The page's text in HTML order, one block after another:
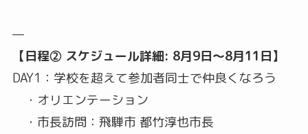
—
【日程② スケジュール詳細: 8月9日〜8月11日】
DAY1：学校を超えて参加者同士で仲良くなろう
・オリエンテーション
・市長訪問：飛騨市 都竹淳也市長